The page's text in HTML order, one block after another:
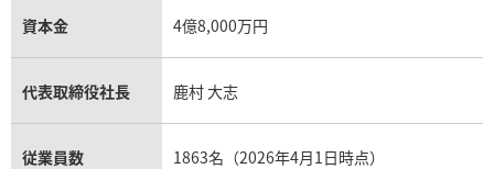
資本金 4億8,000万円
代表取締役社長 鹿村 大志
従業員数 1863名（2026年4月1日時点）